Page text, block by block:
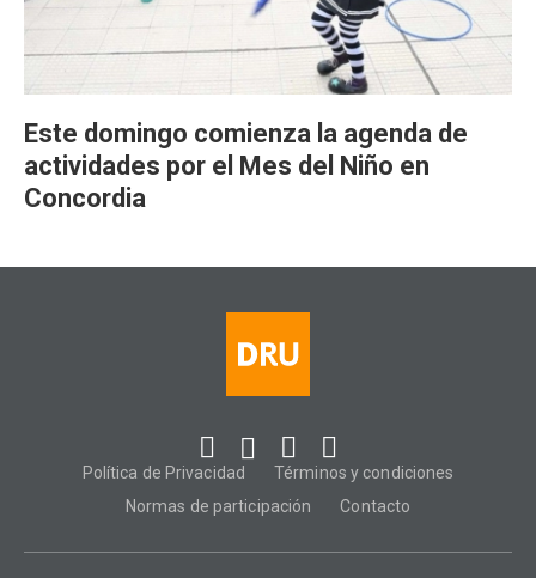
Este domingo comienza la agenda de
actividades por el Mes del Niño en
Concordia
Política de Privacidad
Términos y condiciones
Normas de participación
Contacto